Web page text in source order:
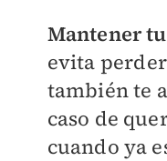
Mantener
evita
también te
caso de
cuando ya